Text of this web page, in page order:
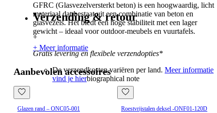
GFRC (Glasvezelversterkt beton) is een hoogwaardig, licht
materiaal dat bestaat uit een combinatie van beton en
glasvezels. Het biedt een hoge stabiliteit met een lager
gewicht – ideaal voor outdoor-meubels en vuurtafels.
+ Meer informatie
Verzending & retour
+
Gratis levering en flexibele verzendopties*
De verzendkosten variëren per land. Meer informatie
vind je hierbiographical note
Aanbevolen accessoires
Glazen rand – ONC05-001 Roestvrijstalen deksel -ONF01-120D